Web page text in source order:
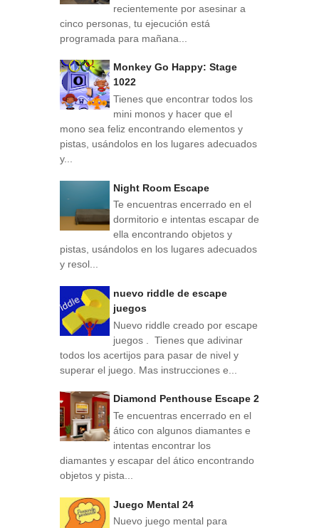
recientemente por asesinar a
cinco personas, tu ejecución está
programada para mañana...
Monkey Go Happy: Stage
1022
Tienes que encontrar todos los
mini monos y hacer que el
mono sea feliz encontrando elementos y
pistas, usándolos en los lugares adecuados
y...
Night Room Escape
Te encuentras encerrado en el
dormitorio e intentas escapar de
ella encontrando objetos y
pistas, usándolos en los lugares adecuados
y resol...
nuevo riddle de escape
juegos
Nuevo riddle creado por escape
juegos . Tienes que adivinar
todos los acertijos para pasar de nivel y
superar el juego. Mas instrucciones e...
Diamond Penthouse Escape 2
Te encuentras encerrado en el
ático con algunos diamantes e
intentas encontrar los
diamantes y escapar del ático encontrando
objetos y pista...
Juego Mental 24
Nuevo juego mental para